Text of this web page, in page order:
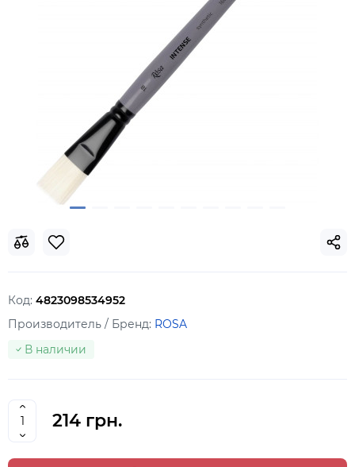
Код: 4823098534952
Производитель / Бренд: ROSA
В наличии
214 грн.